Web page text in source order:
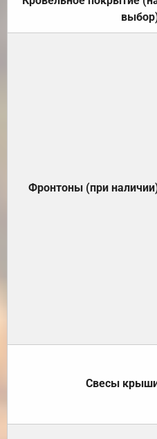
Фронтоны (при
Свесы